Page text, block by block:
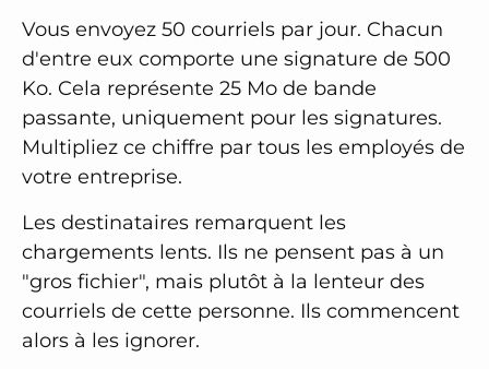
Vous envoyez 50 courriels par jour. Chacun
d'entre eux comporte une signature de 500
Ko. Cela représente 25 Mo de bande
passante, uniquement pour les signatures.
Multipliez ce chiffre par tous les employés de
votre entreprise.
Les destinataires remarquent les
chargements lents. Ils ne pensent pas à un
"gros fichier", mais plutôt à la lenteur des
courriels de cette personne. Ils commencent
alors à les ignorer.